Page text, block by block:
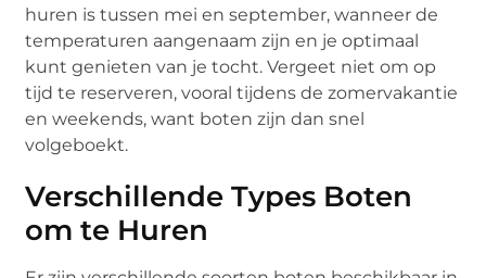
huren is tussen mei en september, wanneer de
temperaturen aangenaam zijn en je optimaal
kunt genieten van je tocht. Vergeet niet om op
tijd te reserveren, vooral tijdens de zomervakantie
en weekends, want boten zijn dan snel
volgeboekt.
Verschillende Types Boten
om te Huren